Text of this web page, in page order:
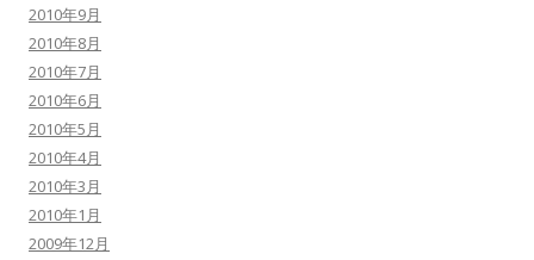
2010年9月
2010年8月
2010年7月
2010年6月
2010年5月
2010年4月
2010年3月
2010年1月
2009年12月